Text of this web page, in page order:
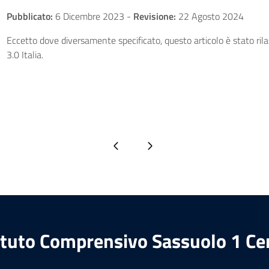
Pubblicato: 6 Dicembre 2023 - Revisione: 22 Agosto 2024
Eccetto dove diversamente specificato, questo articolo è stato
3.0 Italia.
Pagina precedentePagina successiva
Comprensivo Sassuolo 1